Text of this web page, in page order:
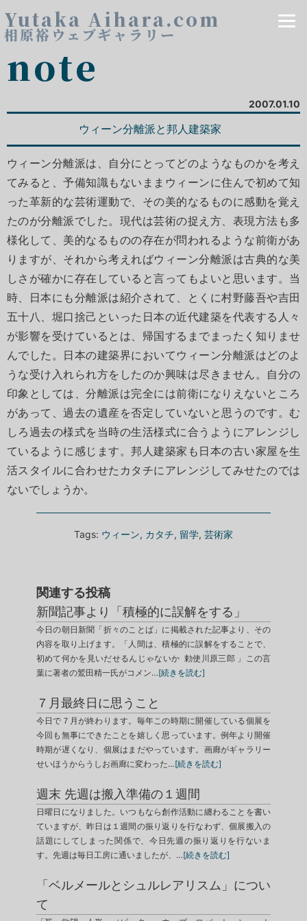
Yutaka Aihara.com
相原裕ウェブギャラリー
note
2007.01.10
ウィーン分離派と邦人建築家
ウィーン分離派は、自分にとってどのようなものかを考え
てみると、予備知識もないままウィーンに住んで初めて知
った革新的な芸術運動で、その美的なるものに感動を覚え
たのが分離派でした。現代は芸術の捉え方、表現方法も多
様化して、美的なるものの存在が問われるような前衛があ
りますが、それから考えればウィーン分離派は古典的な美
しさが確かに存在していると言ってもよいと思います。当
時、日本にも分離派は紹介されて、とくに村野藤吾や吉田
五十八、堀口捨己といった日本の近代建築を代表する人々
が影響を受けているとは、帰国するまでまったく知りませ
んでした。日本の建築界においてウィーン分離派はどのよ
うな受け入れられ方をしたのか興味は尽きません。自分の
印象としては、分離派は完全には前衛になりえないところ
があって、過去の遺産を否定していないと思うのです。む
しろ過去の様式を当時の生活様式に合うようにアレンジし
ているように感じます。邦人建築家も日本の古い家屋を生
活スタイルに合わせたカタチにアレンジしてみせたのでは
ないでしょうか。
Tags: ウィーン, カタチ, 留学, 芸術家
関連する投稿
新聞記事より「積極的に誤解をする」
今日の朝日新聞「折々のことば」に掲載された記事より、その
内容を取り上げます。「人間は、積極的に誤解をすることで、
初めて何かを見いだせるんじゃないか 勅使川原三郎 」この言
葉に著者の鷲田精一氏がコメン…[続きを読む]
７月最終日に思うこと
今日で７月が終わります。毎年この時期に開催している個展を
今回も無事にできたことを嬉しく思っています。例年より開催
時期が遅くなり、個展はまだやっています。画廊がギャラリー
せいほうからうしお画廊に変わった…[続きを読む]
週末 先週は搬入準備の１週間
日曜日になりました。いつもなら創作活動に纏わることを書い
ていますが、昨日は１週間の振り返りを行なわず、個展搬入の
話題にしてしまった関係で、今日先週の振り返りを行ないま
す。先週は毎日工房に通いましたが、…[続きを読む]
「ベルメールとシュルレアリスム」につい
て